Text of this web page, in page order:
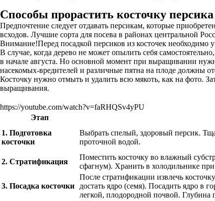
Способы прорастить косточку персика
Предпочтение следует отдавать персикам, которые
всходов. Лучшие сорта для посева в районах центральной
Внимание!Перед посадкой персиков из косточек
В случае, когда дерево не может опылить себя
в начале августа. Но основной момент при выращивании
насекомых-вредителей и различные пятна на плоде должны
Косточку нужно отмыть и удалить всю мякоть, как на фото.
выращивания.
https://youtube.com/watch?v=faRHQSv4yPU
Этап
1. Подготовка
косточки
Выбрать спелый, здоровый персик.
проточной водой.
2. Стратификация
Поместить косточку во влажный
сфагнум). Хранить в холодильнике
3. Посадка косточки
После стратификации извлечь
достать ядро (семя). Посадить ядро в
легкой, плодородной почвой. Глубина